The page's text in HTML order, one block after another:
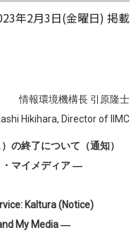
年2月3日(金曜日) 掲載
情報環境機構長 引原隆士
Hikihara, Director of IIMC
の終了について（通知）
マイメディア ―
Kaltura (Notice)
My Media ―